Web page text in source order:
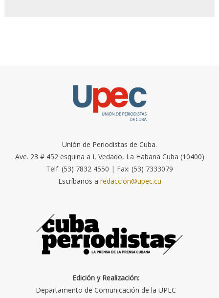
Unión de Periodistas de Cuba.
Ave. 23 # 452 esquina a I, Vedado, La Habana Cuba (10400)
Telf. (53) 7832 4550 | Fax: (53) 7333079
Escríbanos a redaccion@upec.cu
Edición y Realización:
Departamento de Comunicación de la UPEC